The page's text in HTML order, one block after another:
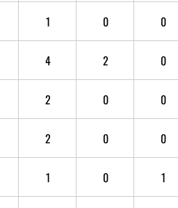
1 0 0
4 2 0
2 0 0
2 0 0
1 0 1